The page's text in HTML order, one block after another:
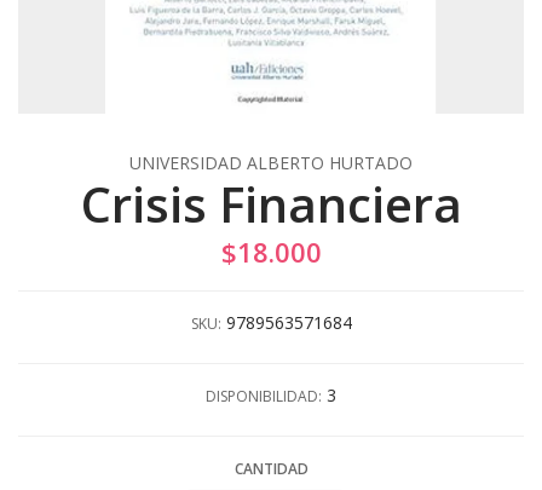
UNIVERSIDAD ALBERTO HURTADO
Crisis Financiera
$18.000
SKU: 9789563571684
DISPONIBILIDAD: 3
CANTIDAD